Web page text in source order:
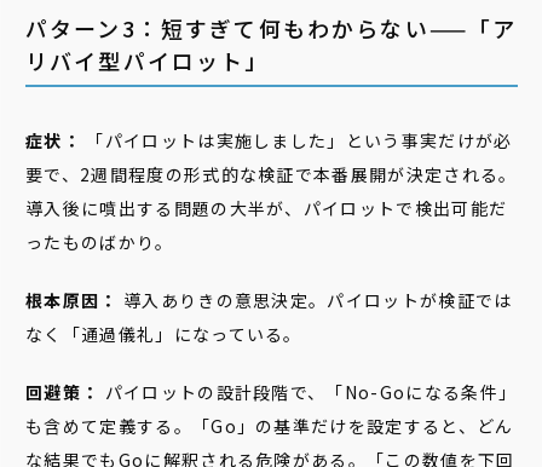
パターン3：短すぎて何もわからない——「ア
リバイ型パイロット」
症状：
「パイロットは実施しました」という事実だけが必
要で、2週間程度の形式的な検証で本番展開が決定される。
導入後に噴出する問題の大半が、パイロットで検出可能だ
ったものばかり。
根本原因： 導入ありきの意思決定。パイロットが検証では
なく「通過儀礼」になっている。
回避策： パイロットの設計段階で、「No-Goになる条件」
も含めて定義する。「Go」の基準だけを設定すると、どん
な結果でもGoに解釈される危険がある。「この数値を下回